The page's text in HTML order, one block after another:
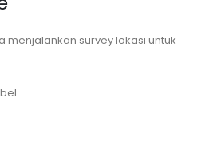
menjalankan survey lokasi untuk